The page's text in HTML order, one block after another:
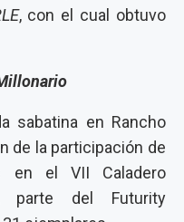
, con el cual obtuvo
sabatina en Rancho
de la participación de
en el VII Caladero
parte del Futurity